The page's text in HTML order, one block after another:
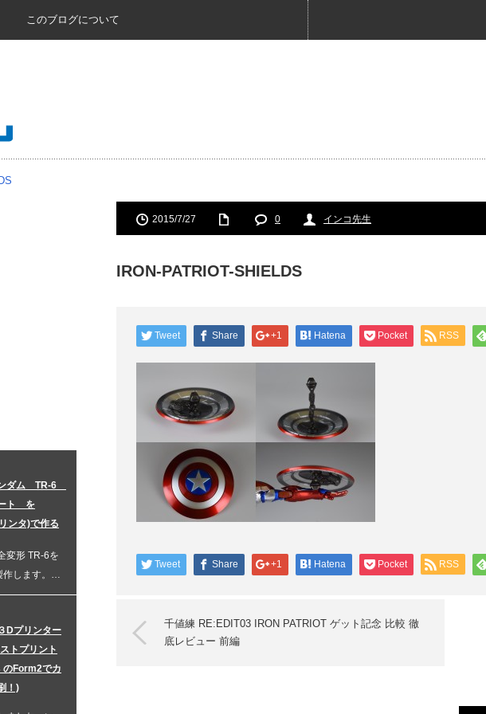
このブログについて
2015/7/27 0 インコ先生
IRON-PATRIOT-SHIELDS
Tweet Share +1 Hatena Pocket RSS
Tweet Share +1 Hatena Pocket RSS
千値練 RE:EDIT03 IRON PATRIOT ゲット記念 比較 徹
底レビュー 前編
ダム TR-6
ト を
ンタ)で作る
変形 TR-6を
作します。…
Dプリンター
トプリント
Form2でカ
！)